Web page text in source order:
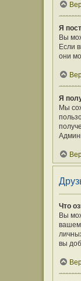
Я
Вы
Если
они
Я
Мы
Что
Вы
вашем
вы